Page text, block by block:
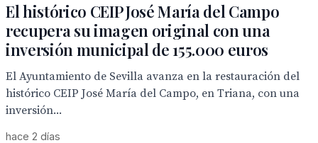
El histórico CEIP José María del Campo
recupera su imagen original con una
inversión municipal de 155.000 euros
El Ayuntamiento de Sevilla avanza en la restauración del
histórico CEIP José María del Campo, en Triana, con una
inversión...
hace 2 días